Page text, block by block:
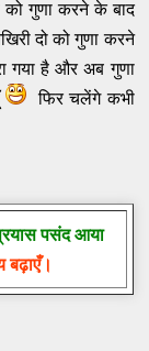
गुणा करने के बाद
दो को गुणा करने
गया है और अब गुणा
फिर चलेंगे कभी
पसंद आया
बढ़ाएँ।